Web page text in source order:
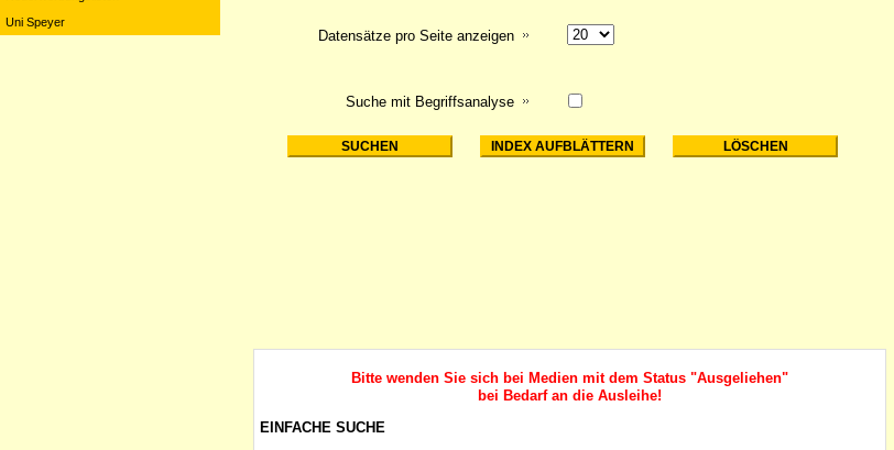
Uni Speyer
Suche mit Begriffsanalyse
Datensätze pro Seite anzeigen
Bitte wenden Sie sich bei Medien mit dem Status "Ausgeliehen"
bei Bedarf an die Ausleihe!
EINFACHE SUCHE